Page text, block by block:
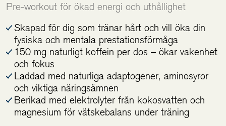
Pre-workout för ökad energi och uthållighet
Skapad för dig som tränar hårt och vill öka din
fysiska och mentala prestationsförmåga
150 mg naturligt koffein per dos – ökar vakenhet
och fokus
Laddad med naturliga adaptogener, aminosyror
och viktiga näringsämnen
Berikad med elektrolyter från kokosvatten och
magnesium för vätskebalans under träning